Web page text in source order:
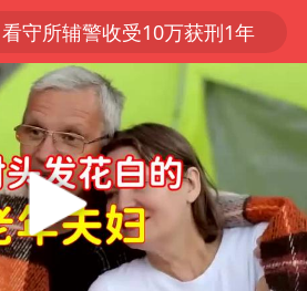
看守所辅警收受10万获刑1年
台风白海豚进入48小时警戒线
中方回应是否在太平洋海底开采稀土
台风白海豚影响中国已成定局
佛得角门将亮相智利俱乐部主场
U17国足1分钟轰2球